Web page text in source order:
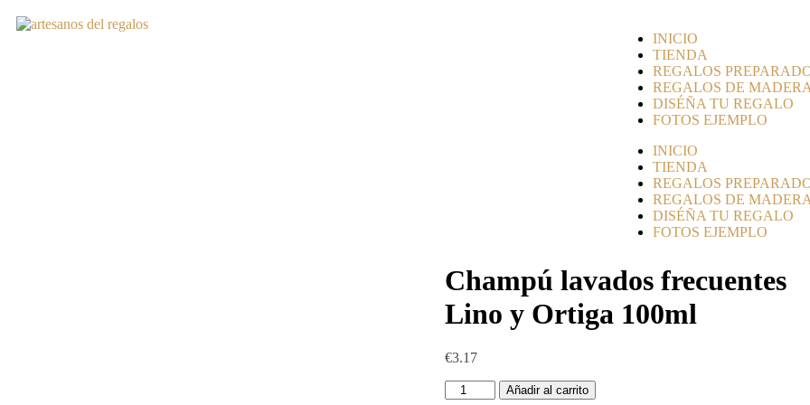
INICIO
TIENDA
REGALOS
REGALOS DE MADERA
DISÉÑA TU REGALO
FOTOS EJEMPLO
INICIO
TIENDA
REGALOS
REGALOS DE MADERA
DISÉÑA TU REGALO
FOTOS EJEMPLO
Champú lavados frecuentes
Lino y Ortiga 100ml
€3.17
Añadir al carrito